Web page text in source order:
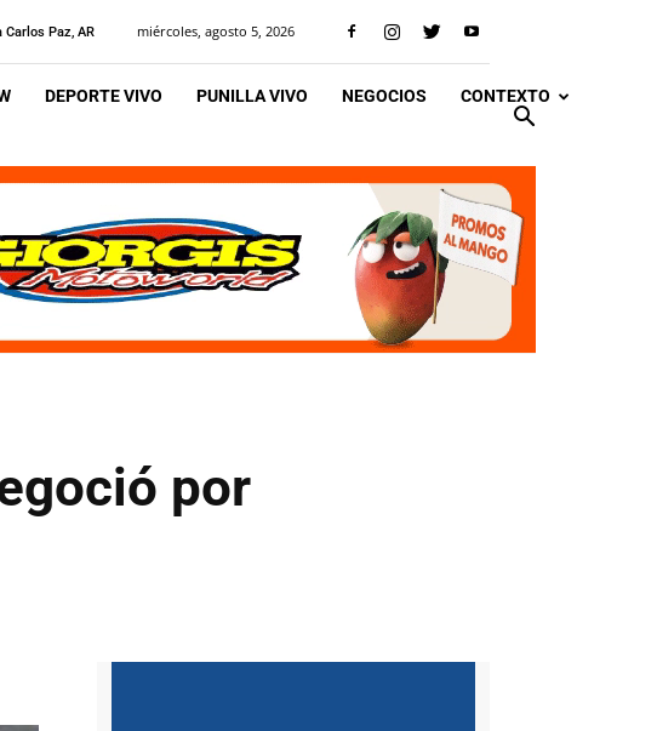
Carlos Paz, AR miércoles, agosto 5, 2026
DEPORTE VIVO PUNILLA VIVO NEGOCIOS CONTEXTO
por